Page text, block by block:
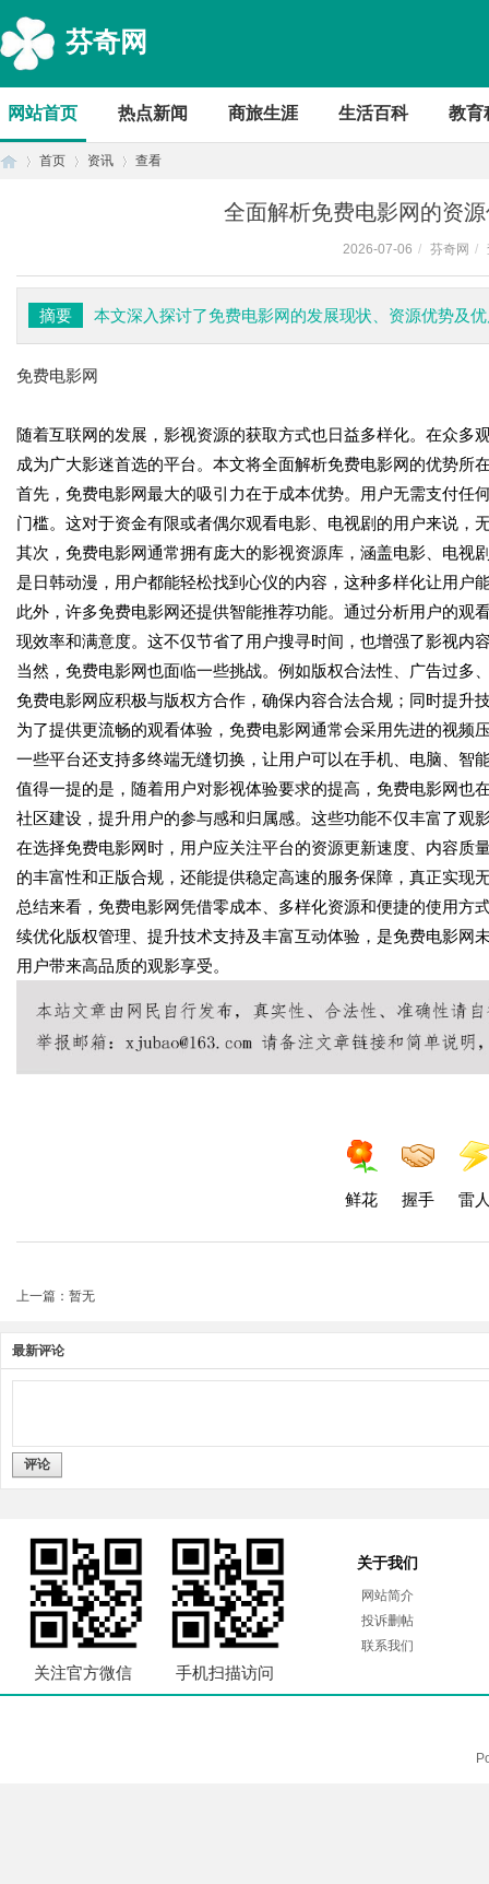
芬奇网
网站首页 热点新闻 商旅生涯 生活百科 教育
首页 资讯 查看
全面解析免费电影网的资
2026-07-06 / 芬奇网 /
摘要 本文深入探讨了免费电影网的发展现状、资源优势及
免费电影网
随着互联网的发展，影视资源的获取方式也日益多样化。在众
成为广大影迷首选的平台。本文将全面解析免费电影网的优势所
首先，免费电影网最大的吸引力在于成本优势。用户无需支付任
门槛。这对于资金有限或者偶尔观看电影、电视剧的用户来说，
其次，免费电影网通常拥有庞大的影视资源库，涵盖电影、电视
是日韩动漫，用户都能轻松找到心仪的内容，这种多样化让用户
此外，许多免费电影网还提供智能推荐功能。通过分析用户的
现效率和满意度。这不仅节省了用户搜寻时间，也增强了影视内
当然，免费电影网也面临一些挑战。例如版权合法性、广告过
免费电影网应积极与版权方合作，确保内容合法合规；同时提升
为了提供更流畅的观看体验，免费电影网通常会采用先进的视
一些平台还支持多终端无缝切换，让用户可以在手机、电脑、智
值得一提的是，随着用户对影视体验要求的提高，免费电影网也
社区建设，提升用户的参与感和归属感。这些功能不仅丰富了观
在选择免费电影网时，用户应关注平台的资源更新速度、内容质
的丰富性和正版合规，还能提供稳定高速的服务保障，真正实现
总结来看，免费电影网凭借零成本、多样化资源和便捷的使用
续优化版权管理、提升技术支持及丰富互动体验，是免费电影网
用户带来高品质的观影享受。
鲜花 握手 雷
上一篇：暂无
最新评论
评论
关注官方微信 手机扫描访问
关于我们
网站简介
投诉删帖
联系我们